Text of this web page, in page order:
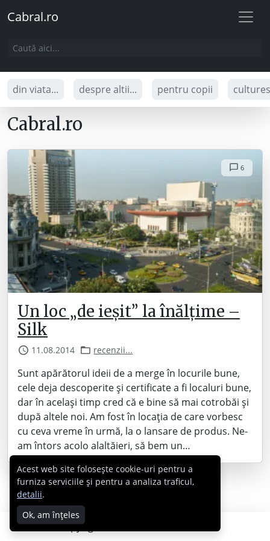
Cabral.ro
din viata... despre altii... pentru copii
Cabral.ro
6
Un loc „de ieșit” la înălțime –
Silk
11.08.2014 recenzii...
Sunt apărătorul ideii de a merge în locurile bune,
cele deja descoperite și certificate a fi localuri bune,
dar în același timp cred că e bine să mai cotrobăi și
după altele noi. Am fost în locația de care vorbesc
cu ceva vreme în urmă, la o lansare de produs. Ne-
am întors acolo alaltăieri, să bem un…
Copyright © 2007 - 2026 Cabral.ro
Acest web site folosește cookie-uri pentru a
furniza serviciile și pentru a analiza traficul,
detalii.
Ok, am înțeles